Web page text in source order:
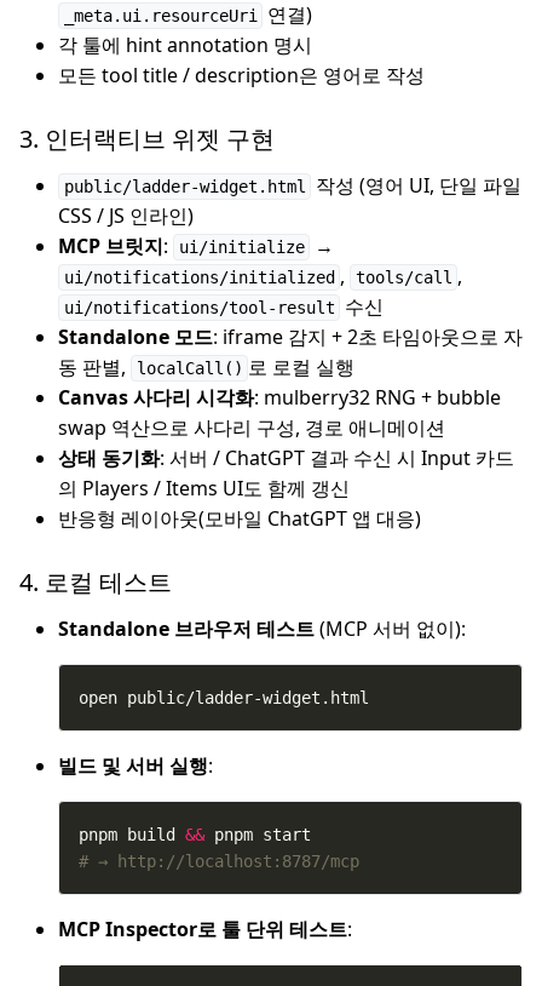
_meta.ui.resourceUri
연결)
각 툴에 hint annotation 명시
모든 tool title / description은 영어로 작성
3. 인터랙티브 위젯 구현
public/ladder-widget.html
작성 (영어 UI, 단일 파일
CSS / JS 인라인)
MCP 브릿지: ui/initialize →
ui/notifications/initialized , tools/call ,
ui/notifications/tool-result
수신
Standalone 모드: iframe 감지 + 2초 타임아웃으로 자
동 판별,
localCall() 로 로컬 실행
Canvas 사다리 시각화: mulberry32 RNG + bubble
swap 역산으로 사다리 구성, 경로 애니메이션
상태 동기화: 서버 / ChatGPT 결과 수신 시 Input 카드
의 Players / Items UI도 함께 갱신
반응형 레이아웃(모바일 ChatGPT 앱 대응)
4. 로컬 테스트
Standalone 브라우저 테스트(MCP 서버 없이):
open public/ladder-widget.html
빌드 및 서버 실행:
pnpm build &&
# → http://localhost:8787/mcp
MCP Inspector로 툴 단위 테스트: